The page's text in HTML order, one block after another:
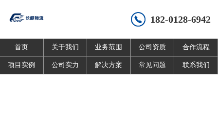
182-0128-6942
首页 关于我们 业务范围 公司资质 合作流程
项目实例 公司实力 解决方案 常见问题 联系我们